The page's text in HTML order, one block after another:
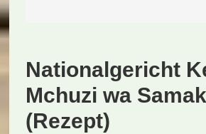
Nationalgericht
Mchuzi wa
(Rezept)